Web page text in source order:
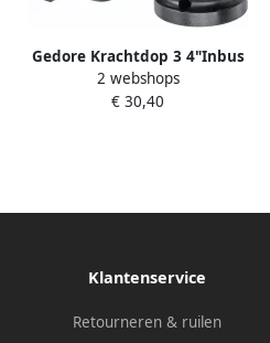
Gedore Krachtdop 3 4"Inbus
19 MM 1956493
2 webshops
€ 30,40
Klantenservice
Retourneren & ruilen